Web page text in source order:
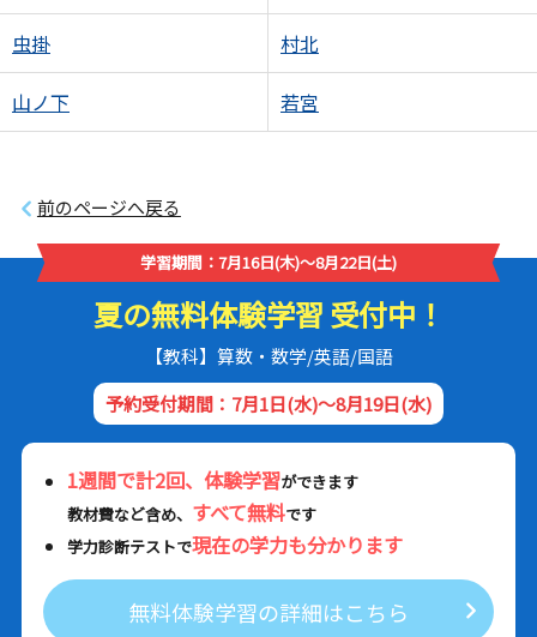
虫掛 村北
山ノ下 若宮
前のページへ戻る
学習期間：7月16日(木)～8月22日(土)
夏の無料体験学習 受付中！
【教科】算数・数学/英語/国語
予約受付期間：7月1日(水)～8月19日(水)
1週間で計2回、体験学習ができます
教材費など含め、 すべて無料です
学力診断テストで現在の学力も分かります
無料体験学習の詳細はこちら